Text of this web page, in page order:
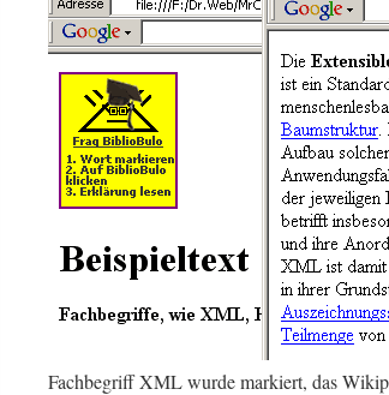
Fachbegriff XML wurde markiert, das